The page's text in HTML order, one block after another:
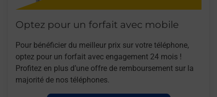
Optez pour un forfait avec mobile
Pour bénéficier du meilleur prix sur votre téléphone,
optez pour un forfait avec engagement 24 mois !
Profitez en plus d’une offre de remboursement sur la
majorité de nos téléphones.